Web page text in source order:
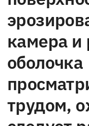
камера и
оболочка
трудом,